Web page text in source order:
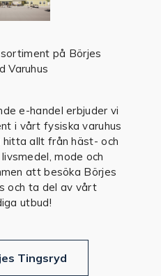
på Börjes
Varuhus
e-handel erbjuder vi
i vårt fysiska varuhus
hitta allt från häst- och
mode och
att besöka Börjes
och ta del av vårt
utbud!
Tingsryd